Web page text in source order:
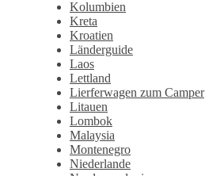
Kolumbien
Kreta
Kroatien
Länderguide
Laos
Lettland
Lierferwagen zum Camper
Litauen
Lombok
Malaysia
Montenegro
Niederlande